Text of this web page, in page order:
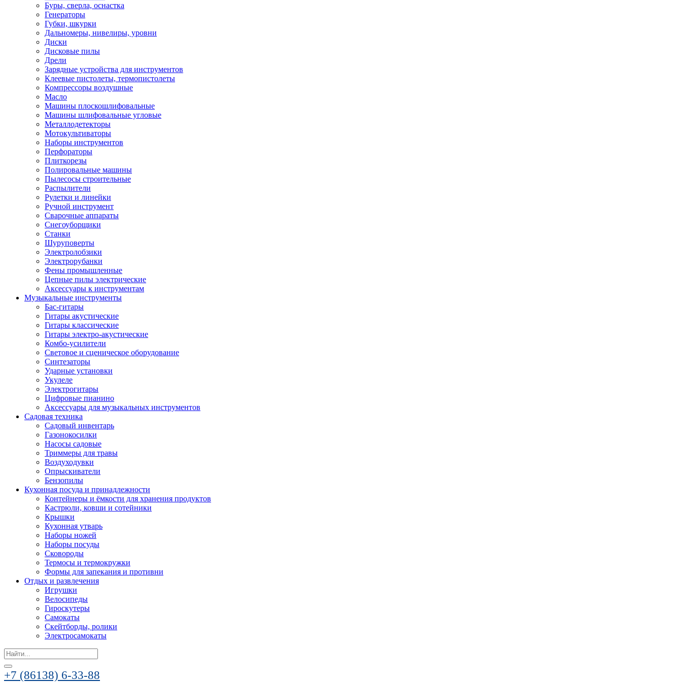
Буры, сверла, оснастка
Генераторы
Губки, шкурки
Дальномеры, нивелиры, уровни
Диски
Дисковые пилы
Дрели
Зарядные устройства для инструментов
Клеевые пистолеты, термопистолеты
Компрессоры воздушные
Масло
Машины плоскошлифовальные
Машины шлифовальные угловые
Металлодетекторы
Мотокультиваторы
Наборы инструментов
Перфораторы
Плиткорезы
Полировальные машины
Пылесосы строительные
Распылители
Рулетки и линейки
Ручной инструмент
Сварочные аппараты
Снегоуборщики
Станки
Шуруповерты
Электролобзики
Электрорубанки
Фены промышленные
Цепные пилы электрические
Аксессуары к инструментам
Музыкальные инструменты
Бас-гитары
Гитары акустические
Гитары классические
Гитары электро-акустические
Комбо-усилители
Световое и сценическое оборудование
Синтезаторы
Ударные установки
Укулеле
Электрогитары
Цифровые пианино
Аксессуары для музыкальных инструментов
Садовая техника
Садовый инвентарь
Газонокосилки
Насосы садовые
Триммеры для травы
Воздуходувки
Опрыскиватели
Бензопилы
Кухонная посуда и принадлежности
Контейнеры и ёмкости для хранения продуктов
Кастрюли, ковши и сотейники
Крышки
Кухонная утварь
Наборы ножей
Наборы посуды
Сковороды
Термосы и термокружки
Формы для запекания и противни
Отдых и развлечения
Игрушки
Велосипеды
Гироскутеры
Самокаты
Скейтборды, ролики
Электросамокаты
Search
for:
+7 (86138) 6-33-88